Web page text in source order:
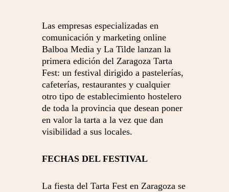
Las empresas especializadas en
comunicación y marketing online
Balboa Media y La Tilde lanzan la
primera edición del Zaragoza Tarta
Fest: un festival dirigido a pastelerías,
cafeterías, restaurantes y cualquier
otro tipo de establecimiento hostelero
de toda la provincia que desean poner
en valor la tarta a la vez que dan
visibilidad a sus locales.
FECHAS DEL FESTIVAL
La fiesta del Tarta Fest en Zaragoza se